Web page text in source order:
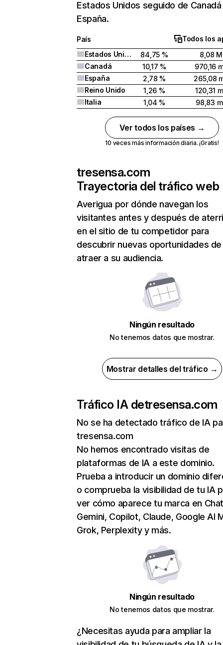
Estados Unidos seguido de
España.
País
Todos los
Estados Unidos
84,75 %
8,08 M
Canadá
10,17 %
970,16
España
2,78 %
265,08
Reino Unido
1,26 %
120,31
Italia
1,04 % 98,83
Ver todos los países →
10 veces más información diaria. ¡Gratis!
tresensa.com
Trayectoria del tráfico web
Averigua por dónde navegan los
visitantes antes y después de
en el sitio de tu competidor para
descubrir nuevas oportunidades de
atraer a su audiencia.
Ningún resultado
No tenemos datos que mostrar.
Mostrar detalles del tráfico →
Tráfico IA detresensa.com
No se ha detectado tráfico de IA
tresensa.com
No hemos encontrado visitas de
plataformas de IA a este dominio.
Prueba a introducir un dominio
o comprueba la visibilidad de tu IA
ver cómo aparece tu marca en
Gemini, Copilot, Claude, Google AI
Grok, Perplexity y más.
Ningún resultado
No tenemos datos que mostrar.
¿Necesitas ayuda para ampliar la